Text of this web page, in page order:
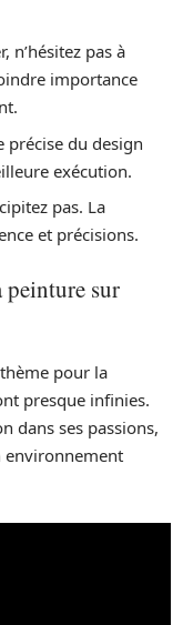
n’hésitez pas à
importance
précise du design
exécution.
pas. La
et précisions.
peinture sur
pour la
presque infinies.
dans ses passions,
environnement